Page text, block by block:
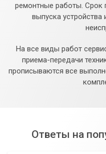
ремонтные работы. Срок
выпуска устройства
На все виды работ
приема-передачи
прописываются все
Ответы на